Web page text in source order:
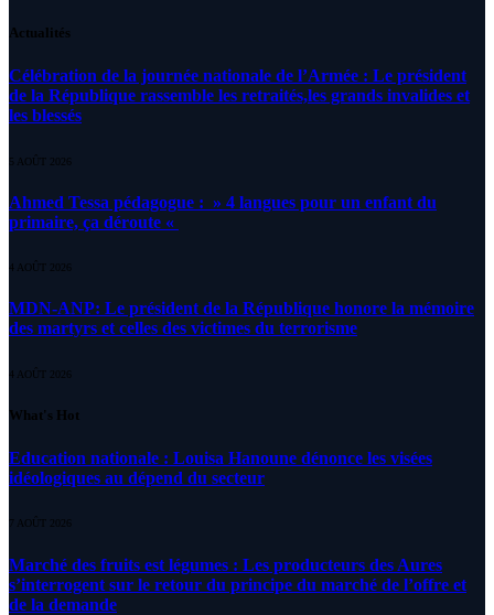
Actualités
Célébration de la journée nationale de l’Armée : Le président
de la République rassemble les retraités,les grands invalides et
les blessés
5 AOÛT 2026
Ahmed Tessa pédagogue : » 4 langues pour un enfant du
primaire, ça déroute «
4 AOÛT 2026
MDN-ANP: Le président de la République honore la mémoire
des martyrs et celles des victimes du terrorisme
4 AOÛT 2026
What's Hot
Education nationale : Louisa Hanoune dénonce les visées
idéologiques au dépend du secteur
7 AOÛT 2026
Marché des fruits est légumes : Les producteurs des Aures
s’interrogent sur le retour du principe du marché de l’offre et
de la demande